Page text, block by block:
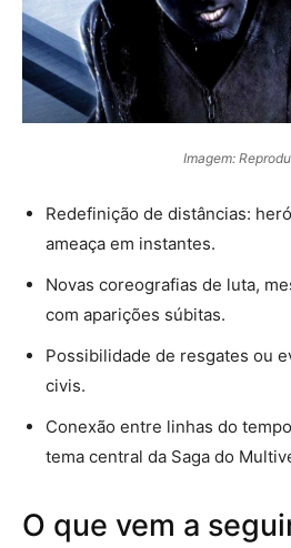
Imagem:
Redefinição de distâncias:
ameaça em instantes.
Novas coreografias de luta,
com aparições súbitas.
Possibilidade de resgates ou
civis.
Conexão entre linhas do
tema central da Saga do
O que vem a